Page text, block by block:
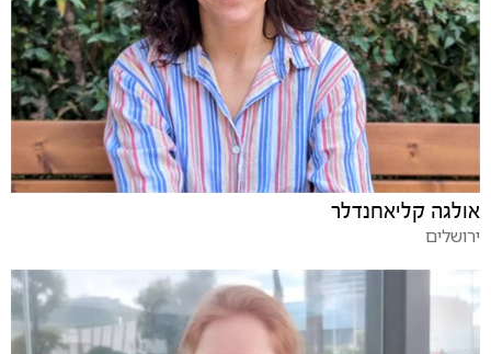
אולגה קליאחנדלר
ירושלים